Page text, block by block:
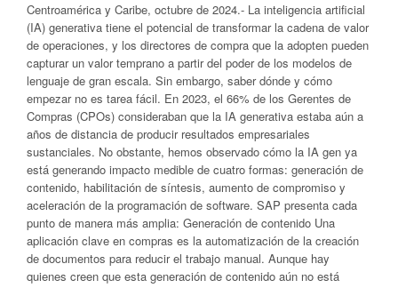
Centroamérica y Caribe, octubre de 2024.- La inteligencia artificial
(IA) generativa tiene el potencial de transformar la cadena de valor
de operaciones, y los directores de compra que la adopten pueden
capturar un valor temprano a partir del poder de los modelos de
lenguaje de gran escala. Sin embargo, saber dónde y cómo
empezar no es tarea fácil. En 2023, el 66% de los Gerentes de
Compras (CPOs) consideraban que la IA generativa estaba aún a
años de distancia de producir resultados empresariales
sustanciales. No obstante, hemos observado cómo la IA gen ya
está generando impacto medible de cuatro formas: generación de
contenido, habilitación de síntesis, aumento de compromiso y
aceleración de la programación de software. SAP presenta cada
punto de manera más amplia: Generación de contenido Una
aplicación clave en compras es la automatización de la creación
de documentos para reducir el trabajo manual. Aunque hay
quienes creen que esta generación de contenido aún no está